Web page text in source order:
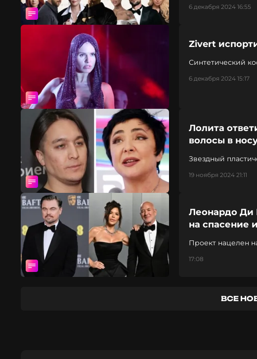
6 декабря 2024 16:55
Zivert
Синтетический
6 декабря 2024 15:17
Лолита
волосы в
Звездный
19 ноября 2024 21:11
Леонардо Ди
на спасение
Проект нацелен
17:08
ВСЕ